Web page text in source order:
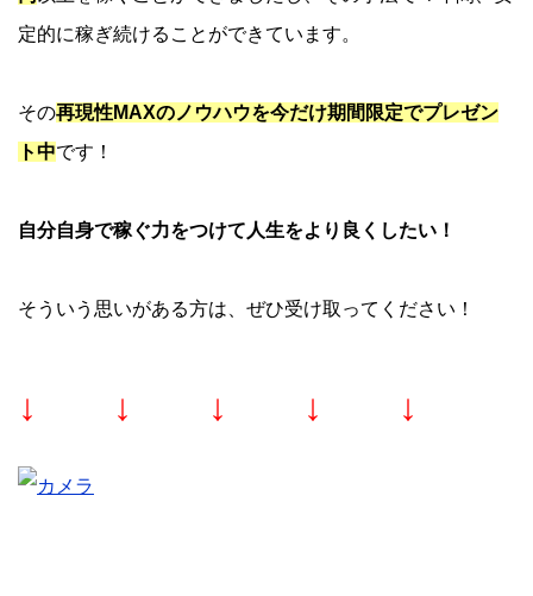
定的に稼ぎ続けることができています。
その再現性MAXのノウハウを今だけ期間限定でプレゼン
ト中です！
自分自身で稼ぐ力をつけて人生をより良くしたい！
そういう思いがある方は、ぜひ受け取ってください！
↓ ↓ ↓ ↓ ↓